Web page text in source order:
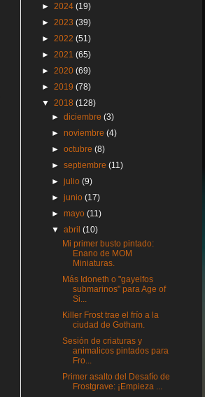
► 2024 (19)
► 2023 (39)
► 2022 (51)
► 2021 (65)
► 2020 (69)
► 2019 (78)
▼ 2018 (128)
►diciembre(3)
►noviembre(4)
►octubre(8)
►septiembre(11)
►julio(9)
►junio(17)
►mayo(11)
▼abril(10)
Mi primer busto pintado:
Enano de MOM
Miniaturas.
Más Idoneth o "gayelfos
submarinos" para Age of
Si...
Killer Frost trae el frío a la
ciudad de Gotham.
Sesión de criaturas y
animalicos pintados para
Fro...
Primer asalto del Desafío de
Frostgrave: ¡Empieza ...